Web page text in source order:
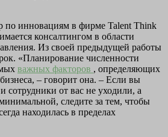
по инновациям в фирме Talent Think
консалтингом в области
Из своей предыдущей работы
«Планирование численности
важных факторов , определяющих
– говорит она. – Если вы
сотрудники от вас не уходили, а
следите за тем, чтобы
находилась в пределах